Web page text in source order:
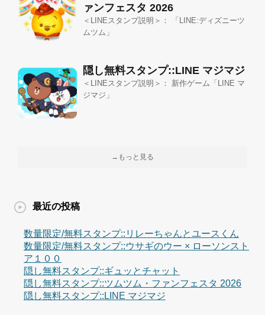
ァンフェスタ 2026
＜LINEスタンプ説明＞： 「LINE:ディズニーツ
ムツム」
隠し無料スタンプ::LINE マジマジ
＜LINEスタンプ説明＞： 新作ゲーム「LINE マ
ジマジ」
→もっと見る
最近の投稿
数量限定/無料スタンプ::リレーちゃんとユースくん
数量限定/無料スタンプ::ウサギのウー × ローソンスト
ア１００
隠し無料スタンプ::ギュッとチャット
隠し無料スタンプ::ツムツム・ファンフェスタ 2026
隠し無料スタンプ::LINE マジマジ